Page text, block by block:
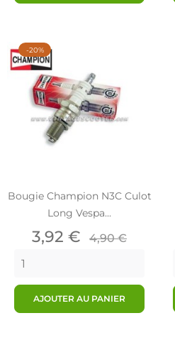
Bougie Champion N3C Culot
Long Vespa...
Prix
3,92 € Prix
4,90 €
AJOUTER AU PANIER
-20%